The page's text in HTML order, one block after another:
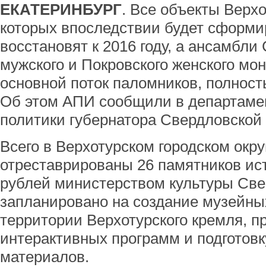
ЕКАТЕРИНБУРГ. Все объекты
которых впоследствии будет
восстановят к 2016 году, а
мужского и Покровского женского
основной поток паломников,
Об этом АПИ сообщили в
политики губернатора
Всего в Верхотурском городском
отреставрированы 26 памятников
рублей министерством культуры
запланировано на создание
территории Верхотурского кремля,
интерактивных программ и
материалов.